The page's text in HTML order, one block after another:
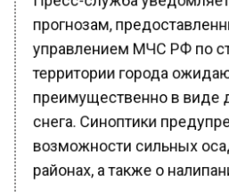
прогнозам,
управлением МЧС РФ по
территории города
преимущественно в виде
снега. Синоптики
возможности сильных
районах, а также о